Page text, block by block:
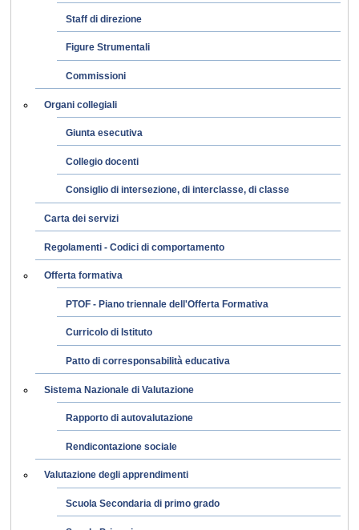
Staff di direzione
Figure Strumentali
Commissioni
Organi collegiali
Giunta esecutiva
Collegio docenti
Consiglio di intersezione, di interclasse, di classe
Carta dei servizi
Regolamenti - Codici di comportamento
Offerta formativa
PTOF - Piano triennale dell'Offerta Formativa
Curricolo di Istituto
Patto di corresponsabilità educativa
Sistema Nazionale di Valutazione
Rapporto di autovalutazione
Rendicontazione sociale
Valutazione degli apprendimenti
Scuola Secondaria di primo grado